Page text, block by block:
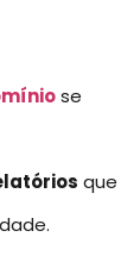
se
que